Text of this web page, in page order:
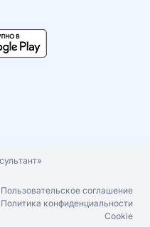
Пользовательское соглашение
Политика конфиденциальности
Cookie